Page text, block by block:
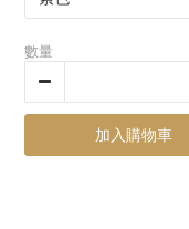
數量
加入購物車